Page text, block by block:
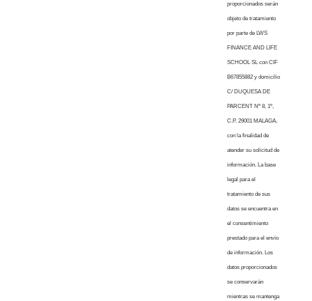
proporcionados serán
objeto de tratamiento
por parte de LWS
FINANCE AND LIFE
SCHOOL SL con CIF
B67855882 y domicilio
C/ DUQUESA DE
PARCENT Nº 8, 1º,
C.P. 29001 MALAGA,
con la finalidad de
atender su solicitud de
información. La base
legal para el
tratamiento de sus
datos se encuentra en
el consentimiento
prestado para el envío
de información. Los
datos proporcionados
se conservarán
mientras se mantenga